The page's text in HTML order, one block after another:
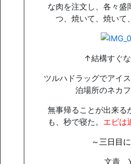
な肉を注文し、各々盛
つ、焼いて、焼いて
↑結構すぐ
ツルハドラッグでアイ
泊場所のネカフ
無事帰ることが出来る
も、秒で寝た。 エビは
～三日目
文責